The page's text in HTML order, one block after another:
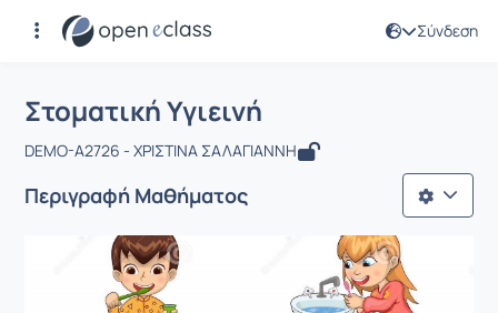
Σύνδεση
Αρχική Σελίδα
Μάθημα : Στοματική Υγιεινή
Στοματική Υγιεινή
DEMO-A2726 - ΧΡΙΣΤΙΝΑ ΣΑΛΑΓΙΑΝΝΗ
Περιγραφή Μαθήματος